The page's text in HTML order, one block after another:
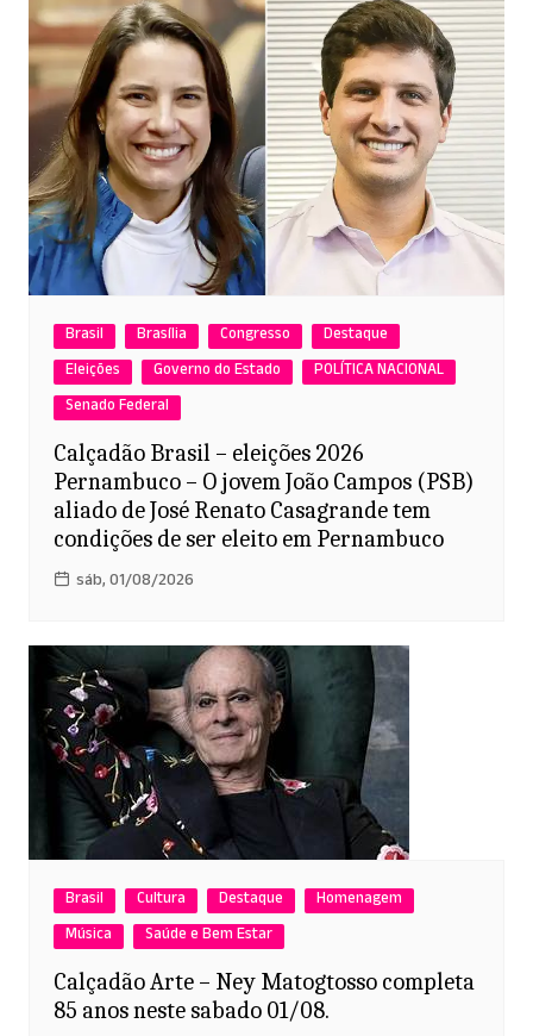
Brasil Brasília Congresso
Destaque
Eleições
Governo do Estado
POLÍTICA NACIONAL
Senado Federal
Calçadão Brasil – eleições 2026
Pernambuco – O jovem João Campos (PSB)
aliado de José Renato Casagrande tem
condições de ser eleito em Pernambuco
sáb, 01/08/2026
Brasil Cultura Destaque
Homenagem
Música
Saúde e Bem Estar
Calçadão Arte – Ney Matogtosso completa
85 anos neste sabado 01/08.